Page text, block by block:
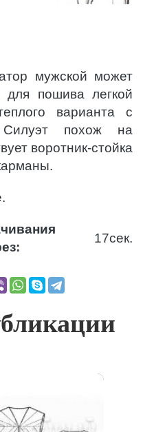
мужской может
для пошива легкой
варианта с
Силуэт похож на
воротник-стойка
16сек.